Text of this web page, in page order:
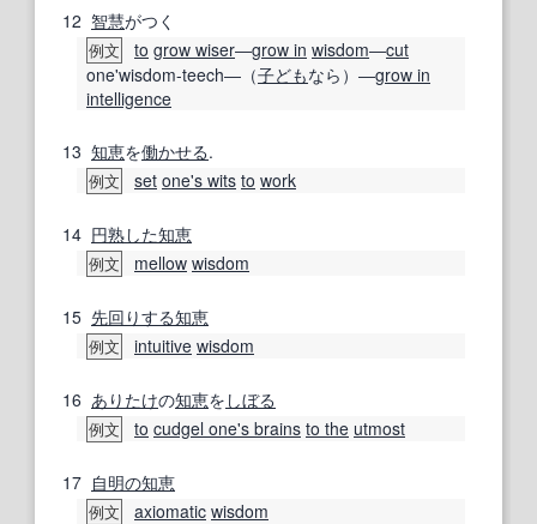
12 智慧がつく
例文 to grow wiser―grow in wisdom―cut
one'wisdom-teech―（子どもなら）―grow in
intelligence
13 知恵を働かせる.
例文 set one's wits to work
14 円熟した知恵
例文 mellow wisdom
15 先回りする知恵
例文 intuitive wisdom
16 ありたけの知恵を しぼる
例文 to cudgel one's brains to the utmost
17 自明の知恵
例文 axiomatic wisdom